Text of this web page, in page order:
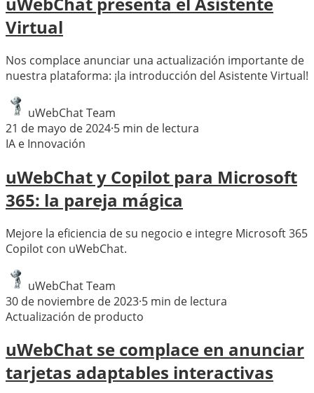
Virtual
Nos complace anunciar una actualización importante de
nuestra plataforma: ¡la introducción del Asistente Virtual!
uWebChat Team
21 de mayo de 2024·5 min de lectura
IA e Innovación
uWebChat y Copilot para Microsoft
365: la pareja mágica
Mejore la eficiencia de su negocio e integre Microsoft 365
Copilot con uWebChat.
uWebChat Team
30 de noviembre de 2023·5 min de lectura
Actualización de producto
uWebChat se complace en anunciar
tarjetas adaptables interactivas